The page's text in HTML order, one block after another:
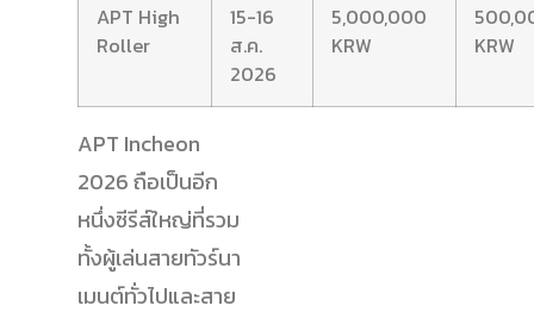
APT High
Roller
15-16
ส.ค.
2026
5,000,000
KRW
KRW
APT Incheon
2026 ถือเป็นอีก
หนึ่งซีรีส์ใหญ่ที่รวม
ทั้งผู้เล่นสายทัวร์นา
เมนต์ทั่วไปและสาย